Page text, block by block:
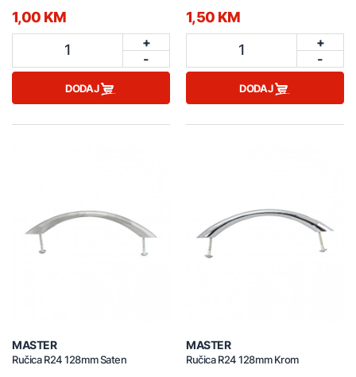
1,00 KM
1
+
-
DODAJ
1,50 KM
1
+
-
DODAJ
MASTER
Ručica R24 128mm Saten
MASTER
Ručica R24 128mm Krom